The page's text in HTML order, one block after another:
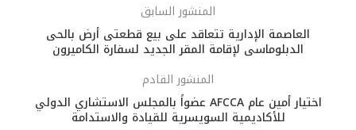
المنشور السابق
العاصمة الإدارية تتعاقد على بيع قطعتى أرض بالحى
الدبلوماسى لإقامة المقر الجديد لسفارة الكاميرون
المنشور القادم
اختيار أمين عام AFCCA عضواً بالمجلس الاستشاري الدولي
للأكاديمية السويسرية للقيادة والاستدامة